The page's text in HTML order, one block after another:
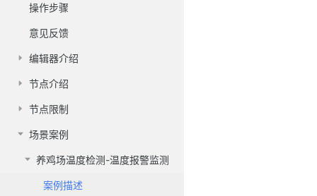
操作步骤
意见反馈
编辑器介绍
节点介绍
节点限制
场景案例
养鸡场温度检测-温度报警监测
案例描述